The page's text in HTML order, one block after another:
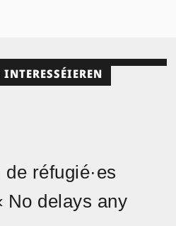
réfugié·es
No delays any